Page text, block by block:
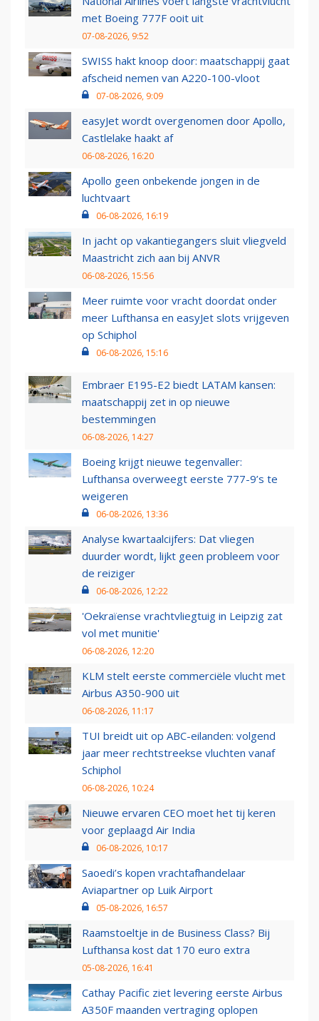
met Boeing 777F ooit uit
07-08-2026, 9:52
SWISS hakt knoop door: maatschappij gaat
afscheid nemen van A220-100-vloot
07-08-2026, 9:09
easyJet wordt overgenomen door Apollo,
Castlelake haakt af
06-08-2026, 16:20
Apollo geen onbekende jongen in de
luchtvaart
06-08-2026, 16:19
In jacht op vakantiegangers sluit vliegveld
Maastricht zich aan bij ANVR
06-08-2026, 15:56
Meer ruimte voor vracht doordat onder
meer Lufthansa en easyJet slots vrijgeven
op Schiphol
06-08-2026, 15:16
Embraer E195-E2 biedt LATAM kansen:
maatschappij zet in op nieuwe
bestemmingen
06-08-2026, 14:27
Boeing krijgt nieuwe tegenvaller:
Lufthansa overweegt eerste 777-9’s te
weigeren
06-08-2026, 13:36
Analyse kwartaalcijfers: Dat vliegen
duurder wordt, lijkt geen probleem voor
de reiziger
06-08-2026, 12:22
'Oekraïense vrachtvliegtuig in Leipzig zat
vol met munitie'
06-08-2026, 12:20
KLM stelt eerste commerciële vlucht met
Airbus A350-900 uit
06-08-2026, 11:17
TUI breidt uit op ABC-eilanden: volgend
jaar meer rechtstreekse vluchten vanaf
Schiphol
06-08-2026, 10:24
Nieuwe ervaren CEO moet het tij keren
voor geplaagd Air India
06-08-2026, 10:17
Saoedi’s kopen vrachtafhandelaar
Aviapartner op Luik Airport
05-08-2026, 16:57
Raamstoeltje in de Business Class? Bij
Lufthansa kost dat 170 euro extra
05-08-2026, 16:41
Cathay Pacific ziet levering eerste Airbus
A350F maanden vertraging oplopen